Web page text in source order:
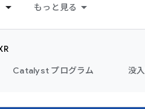
もっと見る
Catalyst プログラム 没